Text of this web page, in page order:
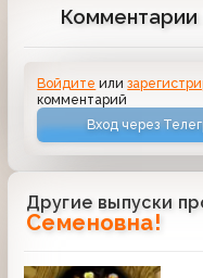
Комментарии
Войдите или
комментарий
Вход через
Другие выпуски
Семеновна!